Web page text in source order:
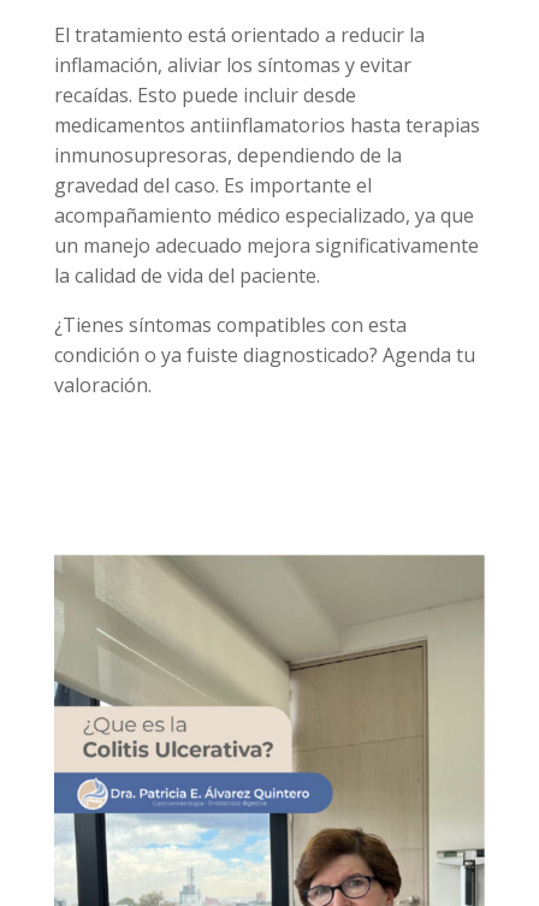
El tratamiento está orientado a reducir la
inflamación, aliviar los síntomas y evitar
recaídas. Esto puede incluir desde
medicamentos antiinflamatorios hasta terapias
inmunosupresoras, dependiendo de la
gravedad del caso. Es importante el
acompañamiento médico especializado, ya que
un manejo adecuado mejora significativamente
la calidad de vida del paciente.
¿Tienes síntomas compatibles con esta
condición o ya fuiste diagnosticado? Agenda tu
valoración.